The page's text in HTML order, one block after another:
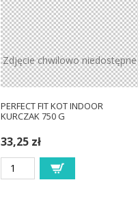
Zdjęcie chwilowo niedostępne
PERFECT FIT KOT INDOOR
KURCZAK 750 G
33,25 zł